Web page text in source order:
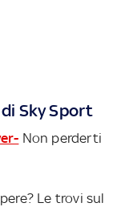
Sky Sport
Non perderti
Le trovi sul